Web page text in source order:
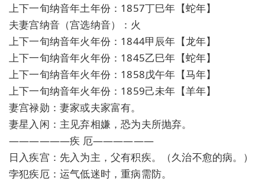
上下一旬纳音年土年份：1857丁巳年【蛇年】
夫妻宫纳音（宫选纳音）：火
上下一旬纳音年火年份：1844甲辰年【龙年】
上下一旬纳音年火年份：1845乙巳年【蛇年】
上下一旬纳音年火年份：1858戊午年【马年】
上下一旬纳音年火年份：1859己未年【羊年】
妻宫禄勋：妻家或夫家富有。
妻星入闲：主见弃相嫌，恐为夫所抛弃。
——————疾 厄——————
日入疾宫：先入为主，父有积疾。（久治不愈的病。）
孛犯疾厄：运气低迷时，重病需防。